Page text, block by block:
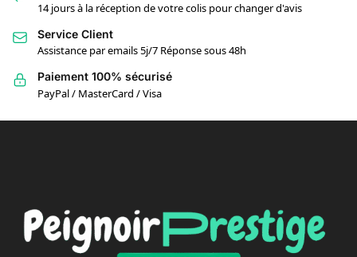
14 jours à la réception de votre colis pour changer d'avis
Service Client
Assistance par emails 5j/7 Réponse sous 48h
Paiement 100% sécurisé
PayPal / MasterCard / Visa